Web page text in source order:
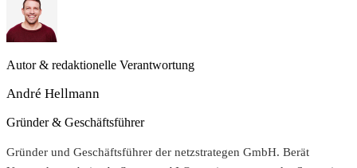
Autor & redaktionelle Verantwortung
André Hellmann
Gründer & Geschäftsführer
Gründer und Geschäftsführer der netzstrategen GmbH. Berät